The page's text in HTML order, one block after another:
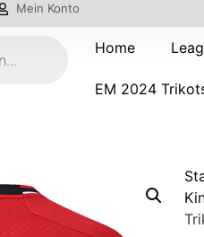
Mein Konto
Home
EM 2024